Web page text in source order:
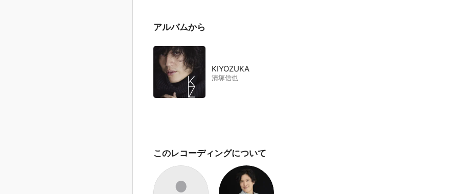
アルバムから
KIYOZUKA
清塚信也
このレコーディングについて